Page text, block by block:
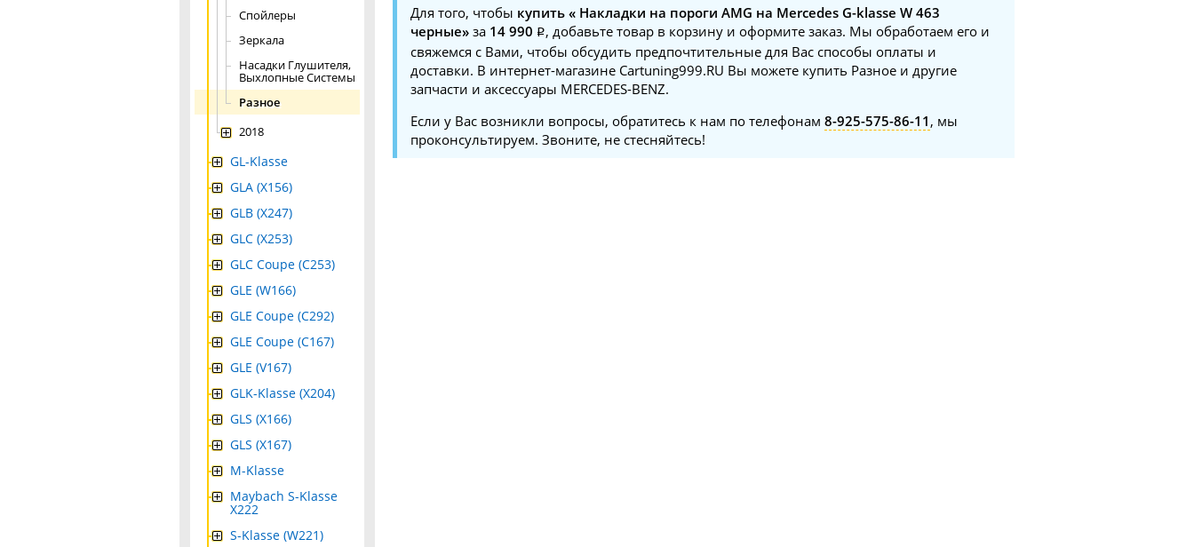
Для того, чтобы купить « Накладки на пороги AMG на Mercedes G-klasse W 463
черные» за 14 990
, добавьте товар в корзину и оформите заказ. Мы обработаем его и
свяжемся с Вами, чтобы обсудить предпочтительные для Вас способы оплаты и
доставки. В интернет-магазине Cartuning999.RU Вы можете купить Разное и другие
запчасти и аксессуары MERCEDES-BENZ.
Если у Вас возникли вопросы, обратитесь к нам по телефонам 8-925-575-86-11 , мы
проконсультируем. Звоните, не стесняйтесь!
Спойлеры
Зеркала
Насадки Глушителя,
Выхлопные Системы
Разное
2018
GL-Klasse
GLA (X156)
GLB (X247)
GLC (X253)
GLC Coupe (C253)
GLE (W166)
GLE Coupe (C292)
GLE Coupe (C167)
GLE (V167)
GLK-Klasse (X204)
GLS (X166)
GLS (X167)
M-Klasse
Maybach S-Klasse
X222
S-Klasse (W221)